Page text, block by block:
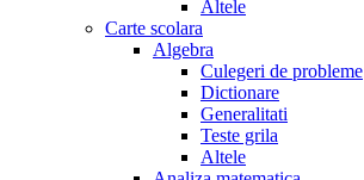
Altele
Carte scolara
Algebra
Culegeri de probleme
Dictionare
Generalitati
Teste grila
Altele